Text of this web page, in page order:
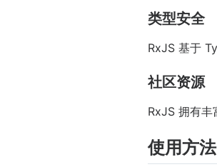
类型安全
RxJS 基于
社区资源
RxJS 拥有丰
使用方法